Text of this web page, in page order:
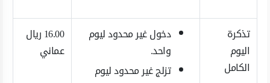
تذكرة
اليوم
الكامل
دخول غير محدود ليوم
واحد.
تزلج غير محدود ليوم
16.00 ريال
عماني